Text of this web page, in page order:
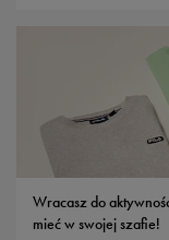
Wracasz do
mieć w swojej szafie!